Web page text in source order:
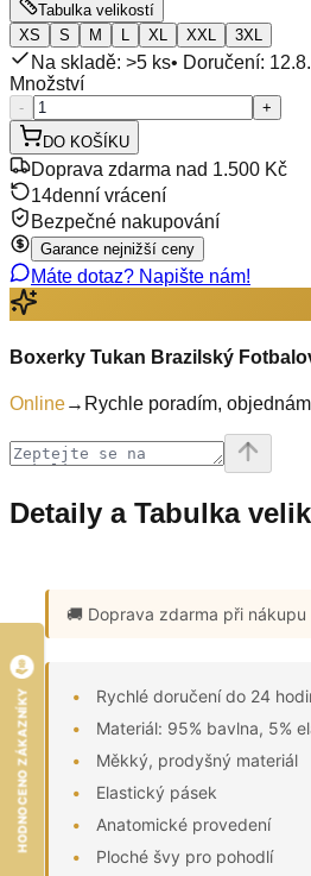
Tabulka velikostí
XS
S M L XL XXL 3XL
Na skladě: >5 ks• Doručení: 12.8.
Množství
-
+
DO KOŠÍKU
Doprava zdarma nad 1.500 Kč
14denní vrácení
Bezpečné nakupování
Garance nejnižší ceny
Máte dotaz? Napište nám!
Boxerky Tukan Brazilský
Online→ Rychle poradím,
Detaily a Tabulka
🚚 Doprava zdarma při nákupu
Rychlé doručení do 24
Materiál: 95% bavlna, 5%
Měkký, prodyšný materiál
Elastický pásek
Anatomické provedení
Ploché švy pro pohodlí
HODNOCENO ZÁKAZNÍKY